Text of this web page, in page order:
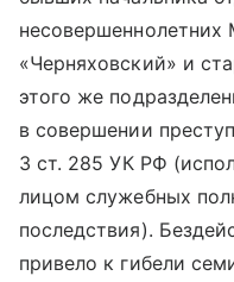
«Черняховский» и
этого же
в совершении
3 ст. 285 УК РФ
лицом служебных
последствия).
привело к гибели